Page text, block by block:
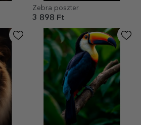
Zebra poszter
3 898 Ft